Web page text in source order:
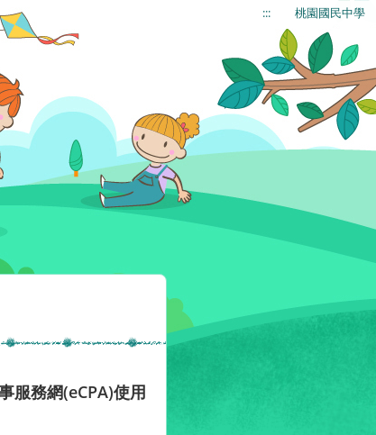
::: 桃園國民中學
服務網(eCPA)使用